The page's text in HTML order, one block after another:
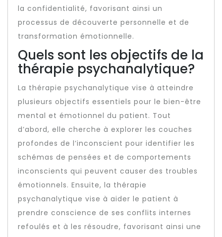
la confidentialité, favorisant ainsi un
processus de découverte personnelle et de
transformation émotionnelle.
Quels sont les objectifs de la
thérapie psychanalytique?
La thérapie psychanalytique vise à atteindre
plusieurs objectifs essentiels pour le bien-être
mental et émotionnel du patient. Tout
d’abord, elle cherche à explorer les couches
profondes de l’inconscient pour identifier les
schémas de pensées et de comportements
inconscients qui peuvent causer des troubles
émotionnels. Ensuite, la thérapie
psychanalytique vise à aider le patient à
prendre conscience de ses conflits internes
refoulés et à les résoudre, favorisant ainsi une